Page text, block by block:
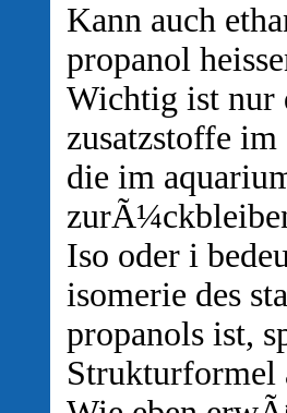
Kann auch
propanol
Wichtig ist nur
zusatzstoffe
die im
Iso oder i
isomerie des
propanols ist,
Strukturformel